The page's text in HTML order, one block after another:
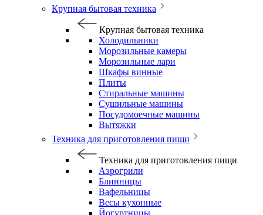
Крупная бытовая техника
Крупная бытовая техника
Холодильники
Морозильные камеры
Морозильные лари
Шкафы винные
Плиты
Стиральные машины
Сушильные машины
Посудомоечные машины
Вытяжки
Техника для приготовления пищи
Техника для приготовления пищи
Аэрогрили
Блинницы
Вафельницы
Весы кухонные
Йогуртницы